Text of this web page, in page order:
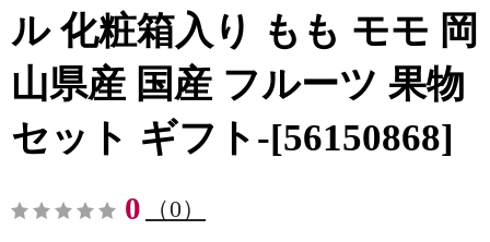
ル 化粧箱入り もも モモ 岡
山県産 国産 フルーツ 果物
セット ギフト-[56150868]
0 （0）